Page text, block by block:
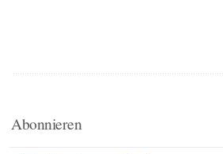
Abonnieren